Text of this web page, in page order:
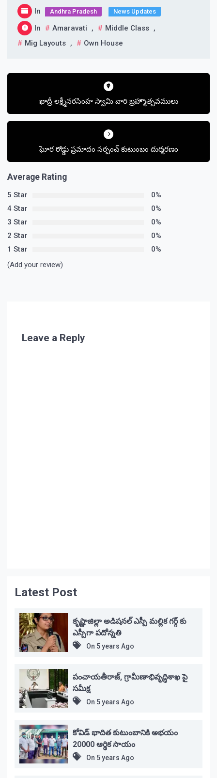
In Andhra Pradesh News Updates
In Amaravati , Middle Class ,
Mig Layouts , Own House
Post
ఖాద్రీ లక్ష్మీనరసింహ స్వామి వారి బ్రహ్మొత్సవములు
ఘోర రోడ్డు ప్రమాదం సర్పంచ్‌ కుటుంబం దుర్మరణం
Average Rating
5 Star
0%
4 Star
0%
3 Star
0%
2 Star
0%
1 Star
0%
(Add your review)
Leave a Reply
Latest Post
కృష్ణాజిల్లా అడిషనల్ ఎస్పీ మల్లిక గర్గ్ కు
ఎస్పీగా పదోన్నతి
On 5 years Ago
పంచాయతీరాజ్, గ్రామీణాభివృద్ధిశాఖ పై
సమీక్ష
On 5 years Ago
కోవిడ్ భాదిత కుటుంబానికి అభయం
20000 ఆర్థిక సాయం
On 5 years Ago